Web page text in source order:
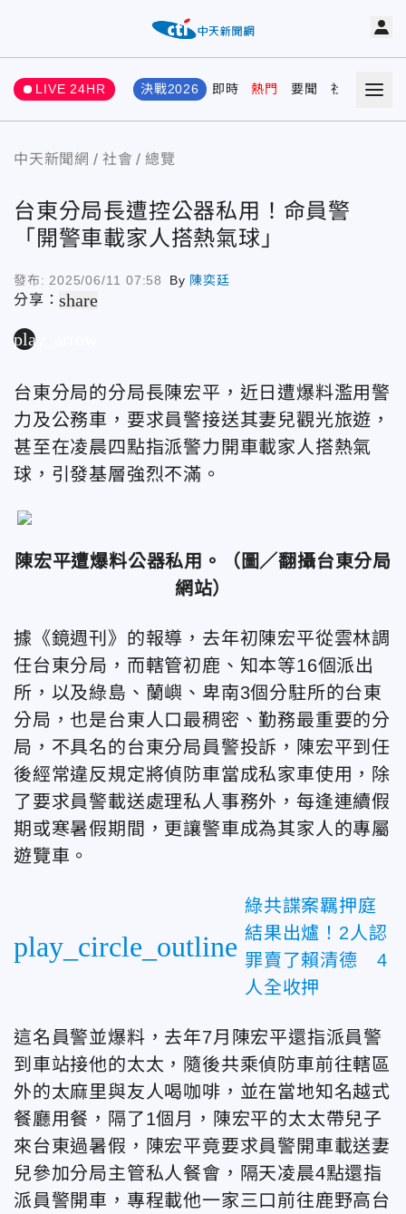
LIVE 24HR 決戰2026 即時 熱門 要聞 社會 娛樂
中天新聞網 社會 總覽
台東分局長遭控公器私用！命員警
「開警車載家人搭熱氣球」
發布: 2025/06/11 07:58 By 陳奕廷
分享：share
play_arrow
台東分局的分局長陳宏平，近日遭爆料濫用警
力及公務車，要求員警接送其妻兒觀光旅遊，
甚至在凌晨四點指派警力開車載家人搭熱氣
球，引發基層強烈不滿。
陳宏平遭爆料公器私用。（圖／翻攝台東分局
網站）
據《鏡週刊》的報導，去年初陳宏平從雲林調
任台東分局，而轄管初鹿、知本等16個派出
所，以及綠島、蘭嶼、卑南3個分駐所的台東
分局，也是台東人口最稠密、勤務最重要的分
局，不具名的台東分局員警投訴，陳宏平到任
後經常違反規定將偵防車當成私家車使用，除
了要求員警載送處理私人事務外，每逢連續假
期或寒暑假期間，更讓警車成為其家人的專屬
遊覽車。
play_circle_outline
綠共諜案羈押庭
結果出爐！2人認
罪賣了賴清德 4
人全收押
這名員警並爆料，去年7月陳宏平還指派員警
到車站接他的太太，隨後共乘偵防車前往轄區
外的太麻里與友人喝咖啡，並在當地知名越式
餐廳用餐，隔了1個月，陳宏平的太太帶兒子
來台東過暑假，陳宏平竟要求員警開車載送妻
兒參加分局主管私人餐會，隔天凌晨4點還指
派員警開車，專程載他一家三口前往鹿野高台